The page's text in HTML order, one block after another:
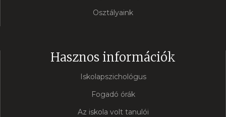
Osztályaink
Hasznos információk
Iskolapszichológus
Fogadó órák
Az iskola volt tanulói